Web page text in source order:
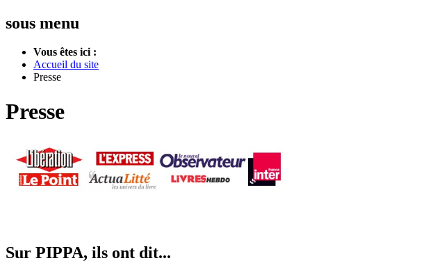
sous menu
Vous êtes ici :
Accueil du site
Presse
Presse
Sur PIPPA, ils ont dit...